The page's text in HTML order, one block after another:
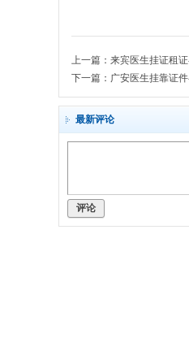
出
租
证
上一篇： 来宾医生挂证租
下一篇： 广安医生挂靠证
最新评论
评论